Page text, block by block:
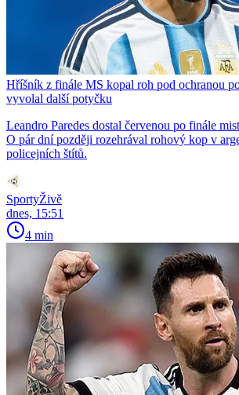
Hříšník z finále MS kopal roh pod ochranou
vyvolal další potyčku
Leandro Paredes dostal červenou po finále
O pár dní později rozehrával rohový kop v
policejních štítů.
SportyŽivě
dnes, 15:51
4 min